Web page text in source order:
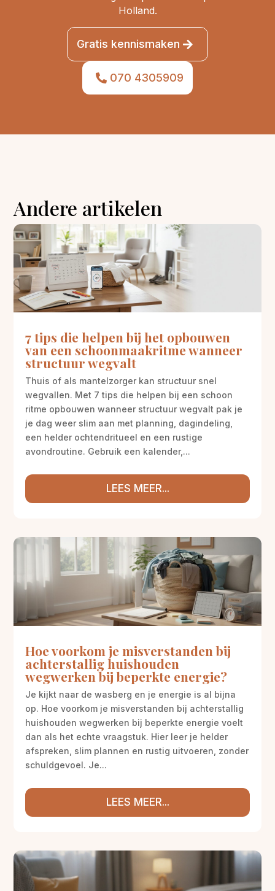
Holland.
Gratis kennismaken
070 4305909
Andere artikelen
7 tips die helpen bij het opbouwen
van een schoonmaakritme wanneer
structuur wegvalt
Thuis of als mantelzorger kan structuur snel
wegvallen. Met 7 tips die helpen bij een schoon
ritme opbouwen wanneer structuur wegvalt pak je
je dag weer slim aan met planning, dagindeling,
een helder ochtendritueel en een rustige
avondroutine. Gebruik een kalender,...
LEES MEER...
Hoe voorkom je misverstanden bij
achterstallig huishouden
wegwerken bij beperkte energie?
Je kijkt naar de wasberg en je energie is al bijna
op. Hoe voorkom je misverstanden bij achterstallig
huishouden wegwerken bij beperkte energie voelt
dan als het echte vraagstuk. Hier leer je helder
afspreken, slim plannen en rustig uitvoeren, zonder
schuldgevoel. Je...
LEES MEER...